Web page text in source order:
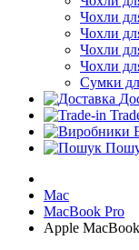
Чохли
Чохли
Чохли
Чохли
Сумки
Mac
MacBook Pro
Apple